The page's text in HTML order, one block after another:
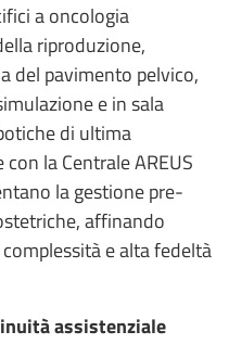
a oncologia
riproduzione,
del pavimento pelvico,
e in sala
di ultima
la Centrale AREUS
la gestione pre-
affinando
e alta fedeltà
assistenziale